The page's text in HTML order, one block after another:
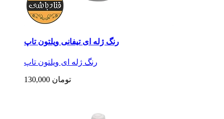
رنگ ژله ای تیفانی ویلتون تاپ
رنگ ژله ای ویلتون تاپ
130,000 تومان